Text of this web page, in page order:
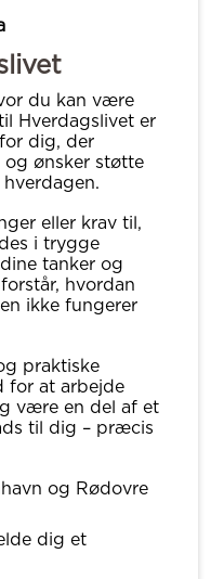
du kan være
Hverdagslivet er
dig, der
og ønsker støtte
eller krav til,
i trygge
tanker og
hvordan
ikke fungerer
praktiske
for at arbejde
være en del af et
til dig – præcis
og Rødovre
dig et